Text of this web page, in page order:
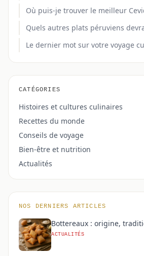
Où puis-je trouver le meilleur
Quels autres plats péruviens
Le dernier mot sur votre voyage
CATÉGORIES
Histoires et cultures culinaires
Recettes du monde
Conseils de voyage
Bien-être et nutrition
Actualités
NOS DERNIERS ARTICLES
Bottereaux : origine,
ACTUALITÉS